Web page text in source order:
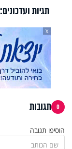
תגיות ועדכונים:
X
0 תגובות
הוסיפו תגובה